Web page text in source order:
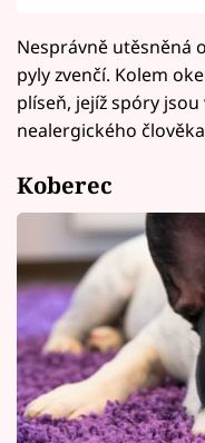
Nesprávně utěsněná
pyly zvenčí. Kolem
plíseň, jejíž spóry
nealergického
Koberec